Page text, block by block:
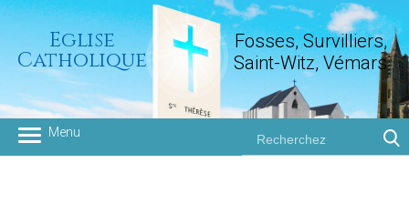
Eglise
Catholique
Fosses, Survilliers,
Saint-Witz, Vémars